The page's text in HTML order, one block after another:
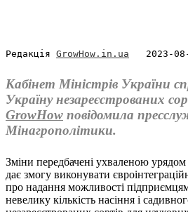
Редакція GrowHow.in.ua 2023-
Кабінет Міністрів України
Україну незареєстрованих
GrowHow повідомила
Мінагрополітики.
Зміни передбачені ухваленою
дає змогу виконувати
про надання можливості
невелику кількість насіння і